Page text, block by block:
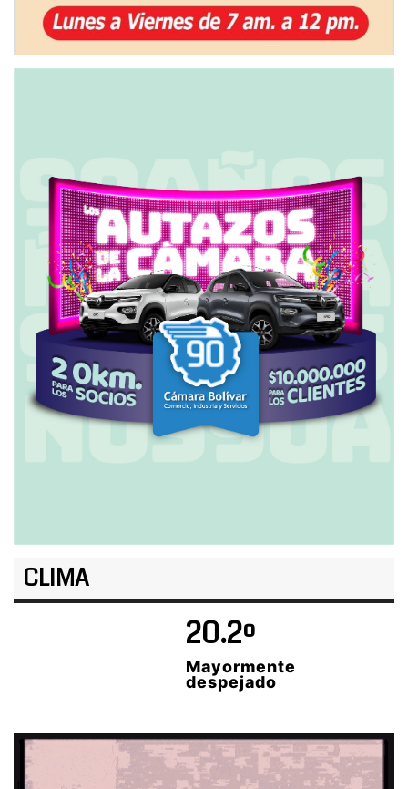
CLIMA
20.2º
Mayormente
despejado